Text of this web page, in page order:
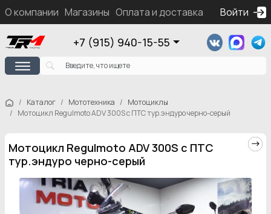
О компании Магазины Оплата и доставка Контакты
Войти
+7 (915) 940-15-55
Каталог Мототехника
Мотоциклы
Мотоцикл Regulmoto ADV 300S с ПТС тур.эндуро черно-серый
Мотоцикл Regulmoto ADV 300S с ПТС
тур.эндуро черно-серый